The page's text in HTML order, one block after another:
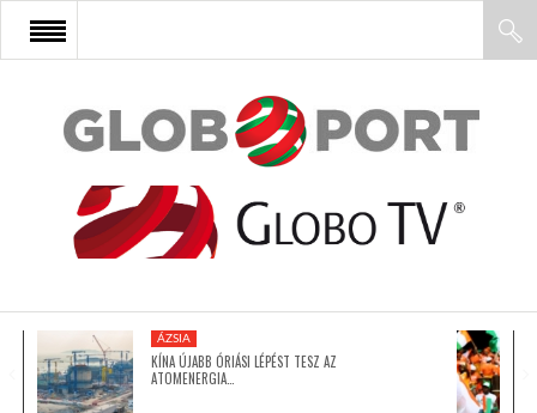
FŐOLDAL
AFRIKA
ÁZSIA
ÁZSIA
KÍNA ÚJABB ÓRIÁSI LÉPÉST TESZ AZ
ATOMENERGIA…